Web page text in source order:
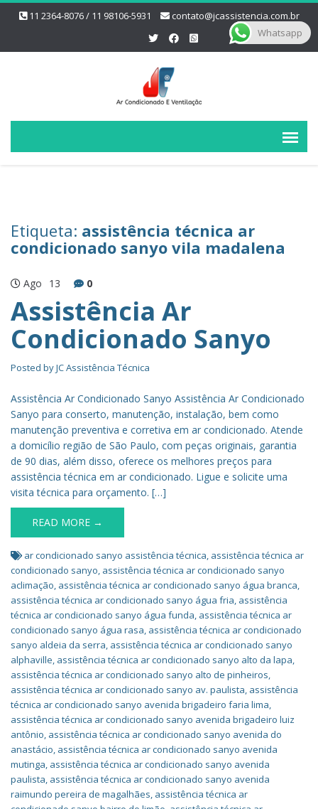
11 2364-8076 / 11 98106-5931 contato@jcassistencia.com.br
Etiqueta: assistência técnica ar
condicionado sanyo vila madalena
Ago 13 0
Assistência Ar
Condicionado Sanyo
Posted byJC Assistência Técnica
Assistência Ar Condicionado Sanyo Assistência Ar Condicionado
Sanyo para conserto, manutenção, instalação, bem como
manutenção preventiva e corretiva em ar condicionado. Atende
a domicílio região de São Paulo, com peças originais, garantia
de 90 dias, além disso, oferece os melhores preços para
assistência técnica em ar condicionado. Ligue e solicite uma
visita técnica para orçamento. […]
READ MORE →
ar condicionado sanyo assistência técnica, assistência técnica ar
condicionado sanyo, assistência técnica ar condicionado sanyo
aclimação, assistência técnica ar condicionado sanyo água branca,
assistência técnica ar condicionado sanyo água fria, assistência
técnica ar condicionado sanyo água funda, assistência técnica ar
condicionado sanyo água rasa, assistência técnica ar condicionado
sanyo aldeia da serra, assistência técnica ar condicionado sanyo
alphaville, assistência técnica ar condicionado sanyo alto da lapa,
assistência técnica ar condicionado sanyo alto de pinheiros,
assistência técnica ar condicionado sanyo av. paulista, assistência
técnica ar condicionado sanyo avenida brigadeiro faria lima,
assistência técnica ar condicionado sanyo avenida brigadeiro luiz
antônio, assistência técnica ar condicionado sanyo avenida do
anastácio, assistência técnica ar condicionado sanyo avenida
mutinga, assistência técnica ar condicionado sanyo avenida
paulista, assistência técnica ar condicionado sanyo avenida
raimundo pereira de magalhães, assistência técnica ar
Whatsapp